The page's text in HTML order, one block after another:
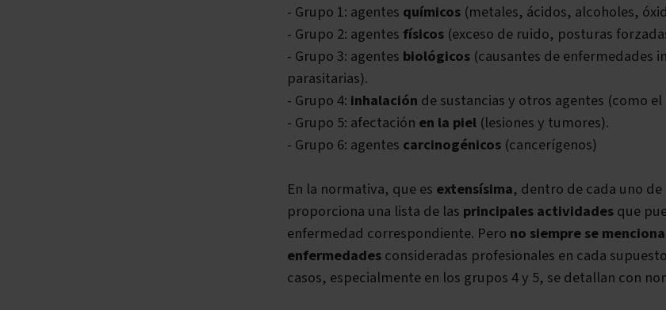
- Grupo 1: agentes químicos (metales, ácidos, alcoholes,
- Grupo 2: agentesfísicos (exceso de ruido, posturas
- Grupo 3: agentes biológicos (causantes de enfermedades
parasitarias).
- Grupo 4: inhalación de sustancias y otros agentes (como
- Grupo 5: afectación en la piel (lesiones y tumores).
- Grupo 6: agentes carcinogénicos (cancerígenos)
En la normativa, que es extensísima, dentro de cada uno
proporciona una lista de las principales actividadesque
enfermedad correspondiente. Pero no siempre se
enfermedadesconsideradas profesionales en cada
casos, especialmente en los grupos 4 y 5, se detallan con